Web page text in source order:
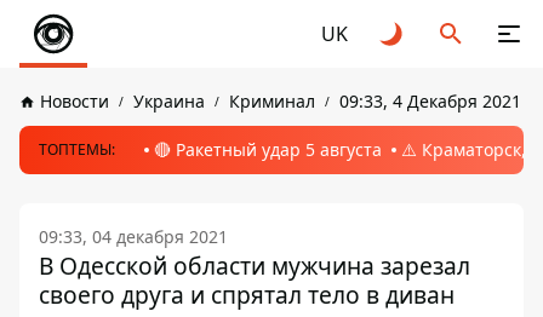
UK
Новости Украина Криминал 09:33, 4 Декабря 2021
ТОПТЕМЫ: 🔴 Ракетный удар 5 августа ⚠️ Краматорск,
09:33, 04 декабря 2021
В Одесской области мужчина зарезал
своего друга и спрятал тело в диван